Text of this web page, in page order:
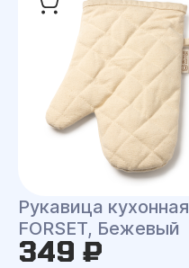
Рукавица кухонная
FORSET, Бежевый
349 ₽